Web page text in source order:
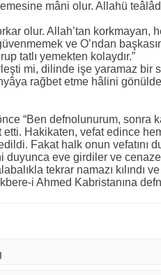
mâni olur. Allahü
olur. Allah’tan korkmayan,
ve O’ndan
tatlı yemekten kolaydır.”
mi, dilinde işe yaramaz bir
rağbet etme hâlini
“Ben defnolunurum, sonra
Hakikaten, vefat edince
Fakat halk onun vefatını
duyunca eve girdiler ve
tekrar namazı kılındı
i Ahmed Kabristanına